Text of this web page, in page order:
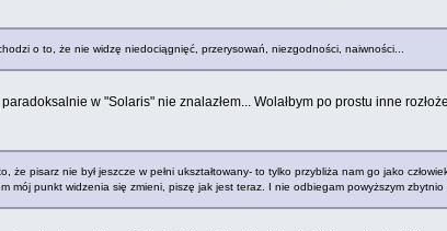
o to, że nie widzę niedociągnięć, przerysowań, niezgodności, naiwności...
w "Solaris" nie znalazłem... Wolałbym po prostu inne
że pisarz nie był jeszcze w pełni ukształtowany- to tylko przybliża nam go jako
mój punkt widzenia się zmieni, piszę jak jest teraz. I nie odbiegam powyższym